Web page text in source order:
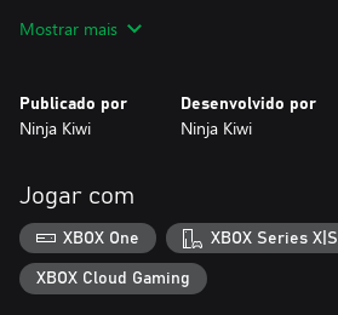
os conteúdos mais curtidos da comunidade!
* 22 poderosas torres de macaco, cada
melhoria e habilidades ativáveis únicas
* 13 heróis diversos com 20 melhorias
especiais, mais visuais e vozes para liberar
MARAVILHAS SEM FIM
* Jogue em qualquer lugar - o jogo solo
Mostrar mais
Publicado por
Ninja Kiwi
Desenvolvido por
Ninja Kiwi
Jogar com
XBOX One XBOX Series X|S
XBOX Cloud Gaming